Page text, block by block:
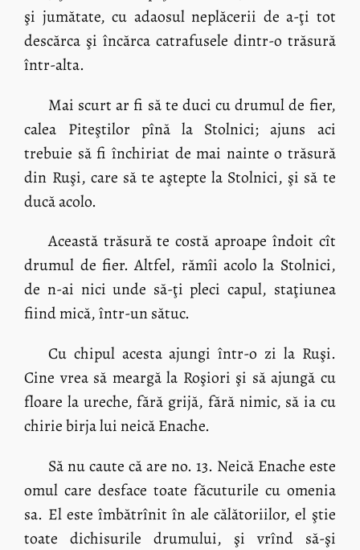
şi jumătate, cu adaosul neplăcerii de a-ţi tot
descărca şi încărca catrafusele dintr-o trăsură
într-alta.
Mai scurt ar fi să te duci cu drumul de fier,
calea Piteştilor pînă la Stolnici; ajuns aci
trebuie să fi închiriat de mai nainte o trăsură
din Ruşi, care să te aştepte la Stolnici, şi să te
ducă acolo.
Această trăsură te costă aproape îndoit cît
drumul de fier. Altfel, rămîi acolo la Stolnici,
de n-ai nici unde să-ţi pleci capul, staţiunea
fiind mică, într-un sătuc.
Cu chipul acesta ajungi într-o zi la Ruşi.
Cine vrea să meargă la Roşiori şi să ajungă cu
floare la ureche, fără grijă, fără nimic, să ia cu
chirie birja lui neică Enache.
Să nu caute că are no. 13. Neică Enache este
omul care desface toate făcuturile cu omenia
sa. El este îmbătrînit în ale călătoriilor, el ştie
toate dichisurile drumului, şi vrînd să-şi